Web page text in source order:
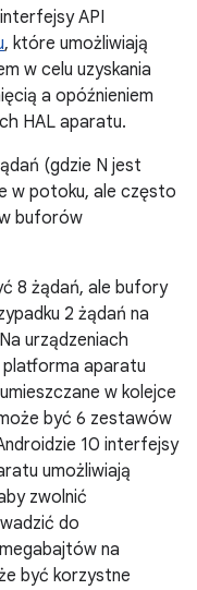
API
, które umożliwiają
w celu uzyskania
a opóźnieniem
HAL aparatu.
(gdzie N jest
w potoku, ale często
buforów
8 żądań, ale bufory
2 żądań na
urządzeniach
platforma aparatu
w kolejce
być 6 zestawów
10 interfejsy
umożliwiają
zwolnić
do
na
być korzystne